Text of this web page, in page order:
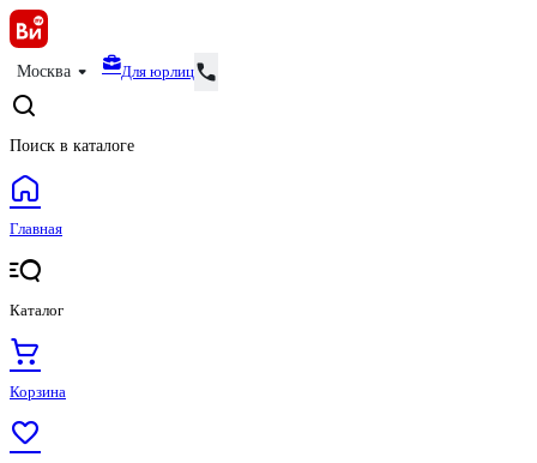
Москва Для юрлиц
Поиск в каталоге
Главная
Каталог
Корзина